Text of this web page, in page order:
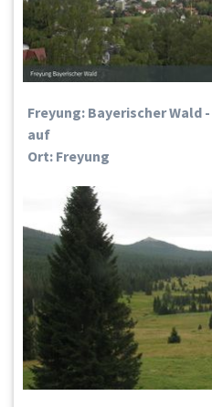
Freyung: Bayerischer Wald
auf
Ort: Freyung